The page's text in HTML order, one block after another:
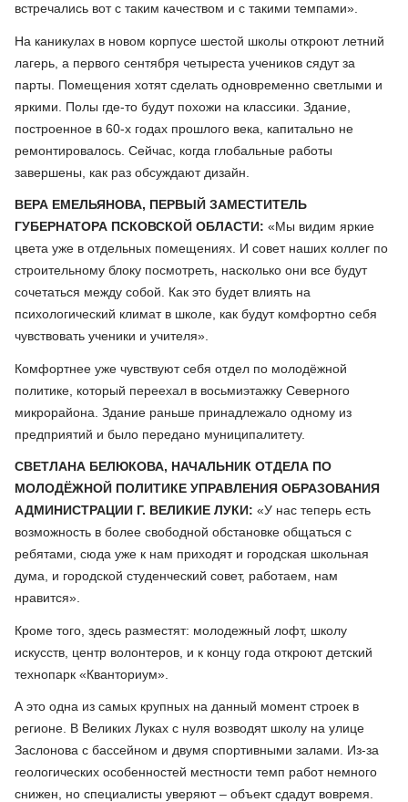
встречались вот с таким качеством и с такими темпами».
На каникулах в новом корпусе шестой школы откроют летний
лагерь, а первого сентября четыреста учеников сядут за
парты. Помещения хотят сделать одновременно светлыми и
яркими. Полы где-то будут похожи на классики. Здание,
построенное в 60-х годах прошлого века, капитально не
ремонтировалось. Сейчас, когда глобальные работы
завершены, как раз обсуждают дизайн.
ВЕРА ЕМЕЛЬЯНОВА, ПЕРВЫЙ ЗАМЕСТИТЕЛЬ
ГУБЕРНАТОРА ПСКОВСКОЙ ОБЛАСТИ: «Мы видим яркие
цвета уже в отдельных помещениях. И совет наших коллег по
строительному блоку посмотреть, насколько они все будут
сочетаться между собой. Как это будет влиять на
психологический климат в школе, как будут комфортно себя
чувствовать ученики и учителя».
Комфортнее уже чувствуют себя отдел по молодёжной
политике, который переехал в восьмиэтажку Северного
микрорайона. Здание раньше принадлежало одному из
предприятий и было передано муниципалитету.
СВЕТЛАНА БЕЛЮКОВА, НАЧАЛЬНИК ОТДЕЛА ПО
МОЛОДЁЖНОЙ ПОЛИТИКЕ УПРАВЛЕНИЯ ОБРАЗОВАНИЯ
АДМИНИСТРАЦИИ Г. ВЕЛИКИЕ ЛУКИ: «У нас теперь есть
возможность в более свободной обстановке общаться с
ребятами, сюда уже к нам приходят и городская школьная
дума, и городской студенческий совет, работаем, нам
нравится».
Кроме того, здесь разместят: молодежный лофт, школу
искусств, центр волонтеров, и к концу года откроют детский
технопарк «Кванториум».
А это одна из самых крупных на данный момент строек в
регионе. В Великих Луках с нуля возводят школу на улице
Заслонова с бассейном и двумя спортивными залами. Из-за
геологических особенностей местности темп работ немного
снижен, но специалисты уверяют – объект сдадут вовремя.